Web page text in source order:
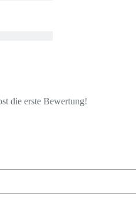
die erste Bewertung!